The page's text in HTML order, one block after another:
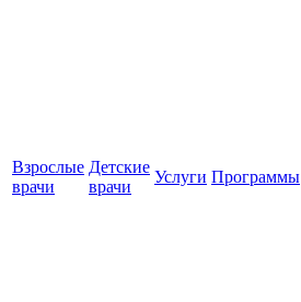
Взрослые
врачи
Детские
врачи
Услуги Программы